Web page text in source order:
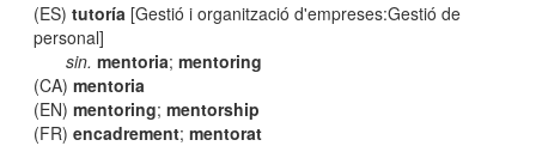
(ES)tutoría [Gestió i organització d'empreses:Gestió de
personal]
sin. mentoria; mentoring
(CA)mentoria
(EN)mentoring;mentorship
(FR)encadrement;mentorat